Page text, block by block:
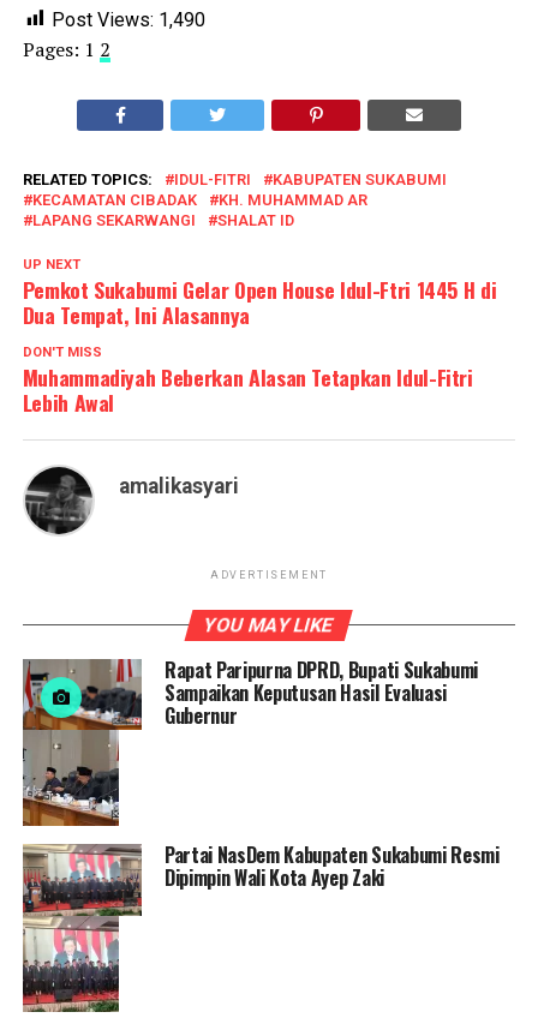
Post Views: 1,490
Pages: 1 2
RELATED TOPICS: IDUL-FITRI
KABUPATEN SUKABUMI
KECAMATAN CIBADAK
KH. MUHAMMAD AR
LAPANG SEKARWANGI
SHALAT ID
UP NEXT
Pemkot Sukabumi Gelar Open House Idul-Ftri 1445 H di
Dua Tempat, Ini Alasannya
DON'T MISS
Muhammadiyah Beberkan Alasan Tetapkan Idul-Fitri
Lebih Awal
amalikasyari
ADVERTISEMENT
YOU MAY LIKE
Rapat Paripurna DPRD, Bupati Sukabumi
Sampaikan Keputusan Hasil Evaluasi
Gubernur
Partai NasDem Kabupaten Sukabumi Resmi
Dipimpin Wali Kota Ayep Zaki